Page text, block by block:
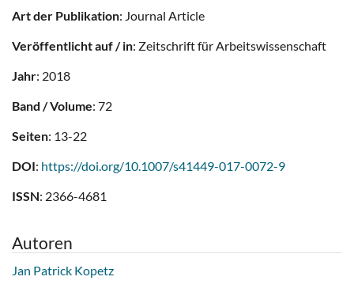
Art der Publikation: Journal Article
Veröffentlicht auf / in: Zeitschrift für Arbeitswissenschaft
Jahr: 2018
Band / Volume: 72
Seiten: 13-22
DOI: https://doi.org/10.1007/s41449-017-0072-9
ISSN: 2366-4681
Autoren
Jan Patrick Kopetz